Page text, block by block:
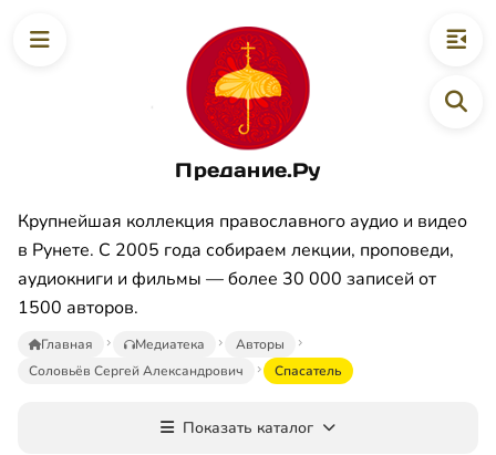
Предание.Ру
Крупнейшая коллекция православного аудио и видео
в Рунете. С 2005 года собираем лекции, проповеди,
аудиокниги и фильмы — более 30 000 записей от
1500 авторов.
Главная Медиатека
Авторы
Соловьёв Сергей Александрович
Спасатель
Показать каталог